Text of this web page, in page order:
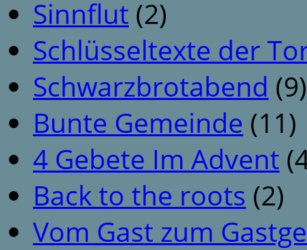
Sinnflut (2)
Schlüsseltexte der
Schwarzbrotabend (9)
Bunte Gemeinde (11)
4 Gebete Im Advent
Back to the roots (2)
Vom Gast zum